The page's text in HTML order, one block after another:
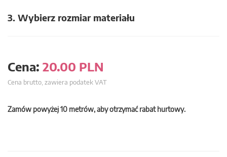
3. Wybierz rozmiar materiału
Cena: 20.00 PLN
Cena brutto, zawiera podatek VAT
Zamów powyżej 10 metrów, aby otrzymać rabat hurtowy.